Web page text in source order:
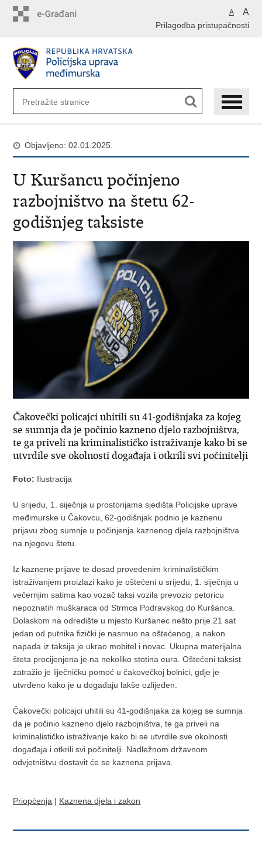
A A
Prilagodba pristupačnosti
Objavljeno: 02.01.2025.
U Kuršancu počinjeno
razbojništvo na štetu 62-
godišnjeg taksiste
Čakovečki policajci uhitili su 41-godišnjaka za kojeg
se sumnja da je počinio kazneno djelo razbojništva,
te ga priveli na kriminalističko istraživanje kako bi se
utvrdile sve okolnosti događaja i otkrili svi počinitelji
Foto: Ilustracija
U srijedu, 1. siječnja u prostorijama sjedišta Policijske uprave
međimurske u Čakovcu, 62-godišnjak podnio je kaznenu
prijavu zbog sumnje u počinjenja kaznenog djela razbojništva
na njegovu štetu.
Iz kaznene prijave te dosad provedenim kriminalističkim
istraživanjem proizlazi kako je oštećeni u srijedu, 1. siječnja u
večernjim satima kao vozač taksi vozila prevozio petoricu
nepoznatih muškaraca od Strmca Podravskog do Kuršanca.
Dolaskom na odredište u mjesto Kuršanec nešto prije 21 sat
jedan od putnika fizički je nasrnuo na oštećenog, a nakon
napada iz taksija je ukrao mobitel i novac. Ukupna materijalna
šteta procijenjena je na nekoliko stotina eura. Oštećeni taksist
zatražio je liječničku pomoć u čakovečkoj bolnici, gdje je
utvrđeno kako je u događaju lakše ozlijeđen.
Čakovečki policajci uhitili su 41-godišnjaka za kojeg se sumnja
da je počinio kazneno djelo razbojništva, te ga priveli na
kriminalističko istraživanje kako bi se utvrdile sve okolnosti
događaja i otkrili svi počinitelji. Nadležnom državnom
odvjetništvu dostavit će se kaznena prijava.
Priopćenja | Kaznena djela i zakon